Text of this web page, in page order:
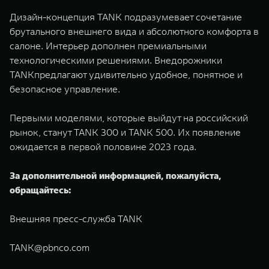
Дизайн-концепция TANK подразумевает сочетание
брутального внешнего вида и абсолютного комфорта в
салоне. Интерьер дополнен премиальными
технологическими решениями. Внедорожники
TANKпредлагают удивительно удобное, понятное и
безопасное управление.
Первыми моделями, которые выйдут на российский
рынок, станут TANK 300 и TANK 500. Их появление
ожидается в первой половине 2023 года.
За дополнительной информацией, пожалуйста,
обращайтесь:
Внешняя пресс-служба TANK
TANK@pbnco.com